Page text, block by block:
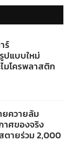
ร์
ปแบบใหม่
มโครพลาสติก
ยควายล้ม
ศของจริง
ตายร่วม 2,000